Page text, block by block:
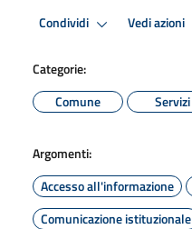
Condividi Vedi azioni
Categorie:
Comune
Servizi
Argomenti:
Accesso all'informazione
Comunicazione istituzionale